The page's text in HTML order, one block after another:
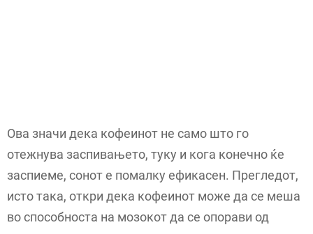
Ова значи дека кофеинот не само што го
отежнува заспивањето, туку и кога конечно ќе
заспиеме, сонот е помалку ефикасен. Прегледот,
исто така, откри дека кофеинот може да се меша
во способноста на мозокот да се опорави од